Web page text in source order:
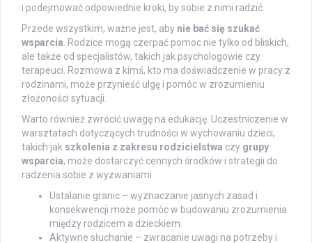
i podejmować odpowiednie kroki, by sobie z nimi radzić.
Przede wszystkim, ważne jest, aby nie bać się szukać
wsparcia . Rodzice mogą czerpać pomoc nie tylko od bliskich,
ale także od specjalistów, takich jak psychologowie czy
terapeuci. Rozmowa z kimś, kto ma doświadczenie w pracy z
rodzinami, może przynieść ulgę i pomóc w zrozumieniu
złożoności sytuacji.
Warto również zwrócić uwagę na edukację. Uczestniczenie w
warsztatach dotyczących trudności w wychowaniu dzieci,
takich jak szkolenia z zakresu rodzicielstwa czy grupy
wsparcia, może dostarczyć cennych środków i strategii do
radzenia sobie z wyzwaniami.
Ustalanie granic – wyznaczanie jasnych zasad i
konsekwencji może pomóc w budowaniu zrozumienia
między rodzicem a dzieckiem.
Aktywne słuchanie – zwracanie uwagi na potrzeby i